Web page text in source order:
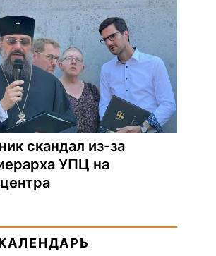
скандал из-за
УПЦ на